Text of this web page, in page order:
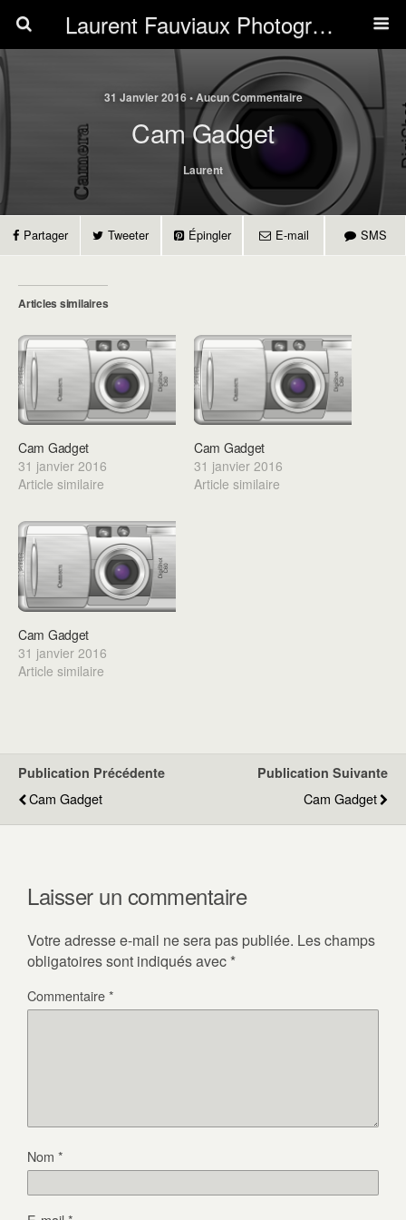
Laurent Fauviaux Photography
31 Janvier 2016 • Aucun Commentaire
Cam Gadget
Laurent
Partager Tweeter Épingler E-mail SMS
Articles similaires
Cam Gadget
31 janvier 2016
Article similaire
Cam Gadget
31 janvier 2016
Article similaire
Cam Gadget
31 janvier 2016
Article similaire
Publication Précédente
Cam Gadget
Publication Suivante
Cam Gadget
Laisser un commentaire
Votre adresse e-mail ne sera pas publiée. Les champs
obligatoires sont indiqués avec *
Commentaire*
Nom *